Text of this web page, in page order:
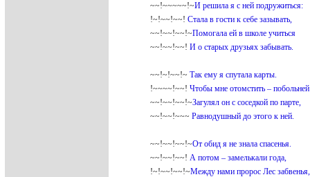
~~!~~~~~!~И решила я с ней подружиться:
!~!~~!~~! Стала в гости к себе зазывать,
~~!~~!~~!~Помогала ей в школе учиться
~~!~~!~~! И о старых друзьях забывать.
~~!~!~~!~ Так ему я спутала карты.
!~~~~!~~! Чтобы мне отомстить –
~~!~~!~~!~Загулял он с соседкой по парте,
~~!~~!~~~ Равнодушный до этого к ней.
~~!~~!~~!~От обид я не знала спасенья.
~~!~~!~~! А потом – замелькали года,
!~!~~!~~!~Между нами пророс Лес забвенья,